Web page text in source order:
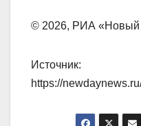
© 2026, РИА «Новый
Источник:
https://